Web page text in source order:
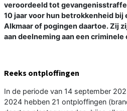
veroordeeld tot
10 jaar voor hun betrokkenheid
Alkmaar of pogingen daartoe. Zij
aan deelneming aan een criminele
Reeks ontploffingen
In de periode van 14 september
2024 hebben 21 ontploffingen